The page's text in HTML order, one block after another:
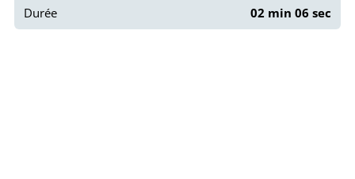
Durée 02 min 06 sec